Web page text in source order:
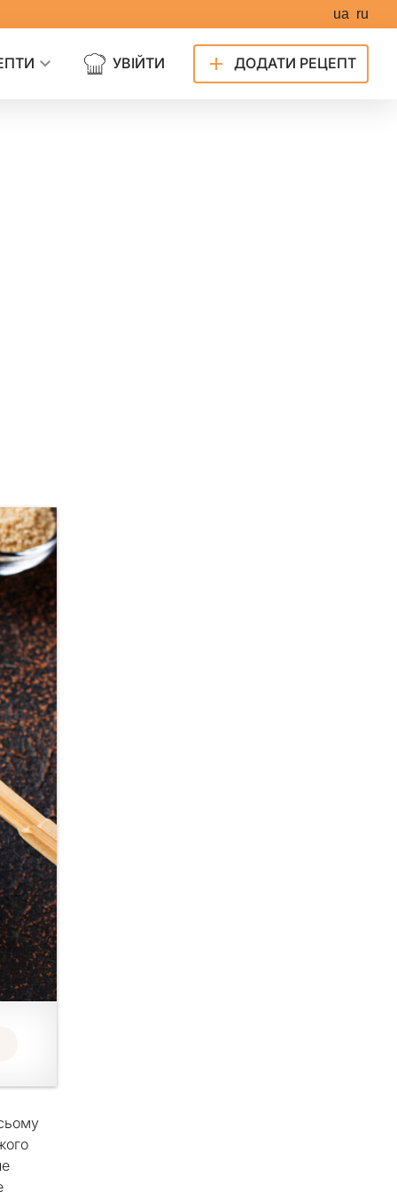
ua ru
УВІЙТИ ДОДАТИ РЕЦЕПТ